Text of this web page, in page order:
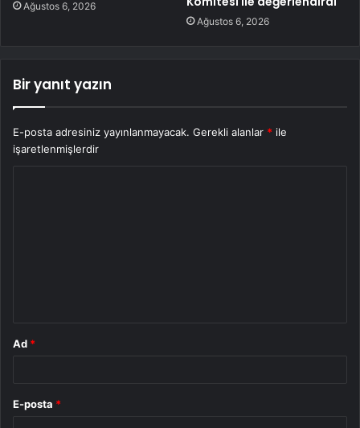
Ağustos 6, 2026
Ağustos 6, 2026
Bir yanıt yazın
E-posta adresiniz yayınlanmayacak. Gerekli alanlar * ile
işaretlenmişlerdir
Ad *
E-posta *